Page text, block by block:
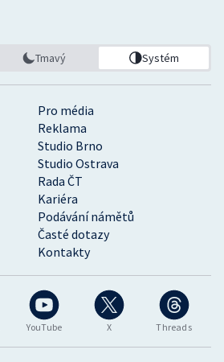
YouTube X Threads
Pro média
Reklama
Studio Brno
Studio Ostrava
Rada ČT
Kariéra
Podávání námětů
Časté dotazy
Kontakty
Tmavý Systém